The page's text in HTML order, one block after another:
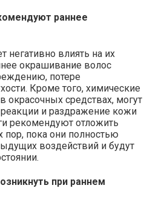
раннее
влиять на их
окрашивание волос
потере
Кроме того, химические
окрасочных средствах, могут
и раздражение кожи
рекомендуют отложить
пор, пока они полностью
воздействий и будут
при раннем